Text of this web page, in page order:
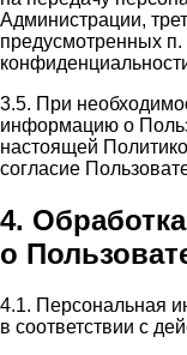
Администрации,
предусмотренных
3.5. При
информацию о
настоящей
согласие
4.
о
4.1. Персональная
в соответствии с